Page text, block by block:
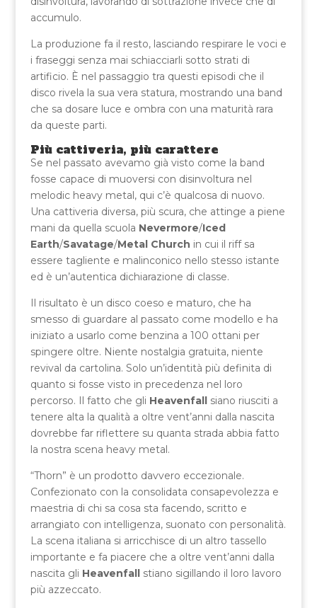
accumulo.
La produzione fa il resto, lasciando respirare le voci e
i fraseggi senza mai schiacciarli sotto strati di
artificio. È nel passaggio tra questi episodi che il
disco rivela la sua vera statura, mostrando una band
che sa dosare luce e ombra con una maturità rara
da queste parti.
Più cattiveria, più carattere
Se nel passato avevamo già visto come la band
fosse capace di muoversi con disinvoltura nel
melodic heavy metal, qui c’è qualcosa di nuovo.
Una cattiveria diversa, più scura, che attinge a piene
mani da quella scuola Nevermore/Iced
Earth/Savatage/Metal Church in cui il riff sa
essere tagliente e malinconico nello stesso istante
ed è un’autentica dichiarazione di classe.
Il risultato è un disco coeso e maturo, che ha
smesso di guardare al passato come modello e ha
iniziato a usarlo come benzina a 100 ottani per
spingere oltre. Niente nostalgia gratuita, niente
revival da cartolina. Solo un’identità più definita di
quanto si fosse visto in precedenza nel loro
percorso. Il fatto che gli Heavenfallsiano riusciti a
tenere alta la qualità a oltre vent’anni dalla nascita
dovrebbe far riflettere su quanta strada abbia fatto
la nostra scena heavy metal.
“Thorn” è un prodotto davvero eccezionale.
Confezionato con la consolidata consapevolezza e
maestria di chi sa cosa sta facendo, scritto e
arrangiato con intelligenza, suonato con personalità.
La scena italiana si arricchisce di un altro tassello
importante e fa piacere che a oltre vent’anni dalla
nascita gli Heavenfallstiano sigillando il loro lavoro
più azzeccato.